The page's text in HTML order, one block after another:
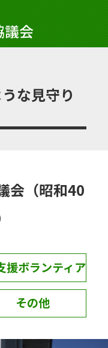
議会
な見守り
会（昭和40
援ボランティア
その他